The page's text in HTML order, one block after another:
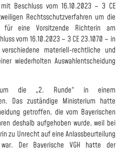
Beschluss vom 16.10.2023 – 3 CE
Rechtsschutzverfahren um die
für eine Vorsitzende Richterin am
vom 16.10.2023 – 3 CE 23.1070 – in
materiell-rechtliche und
wiederholten Auswahlentscheidung
die „2. Runde“ in einem
Das zuständige Ministerium hatte
getroffen, die vom Bayerischen
deshalb aufgehoben wurde, weil bei
zu Unrecht auf eine Anlassbeurteilung
Der Bayerische VGH hatte der